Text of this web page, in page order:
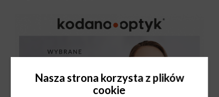
Nasza strona korzysta z plików
cookie